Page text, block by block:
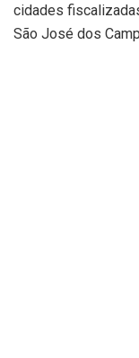
cidades
São José dos